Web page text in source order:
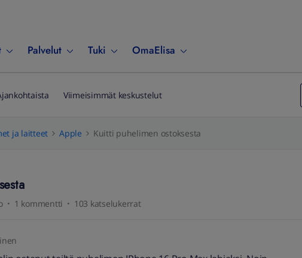
Palvelut Tuki OmaElisa
Viimeisimmät keskustelut
ja laitteet Apple Kuitti puhelimen ostoksesta
1 kommentti 103 katselukerrat